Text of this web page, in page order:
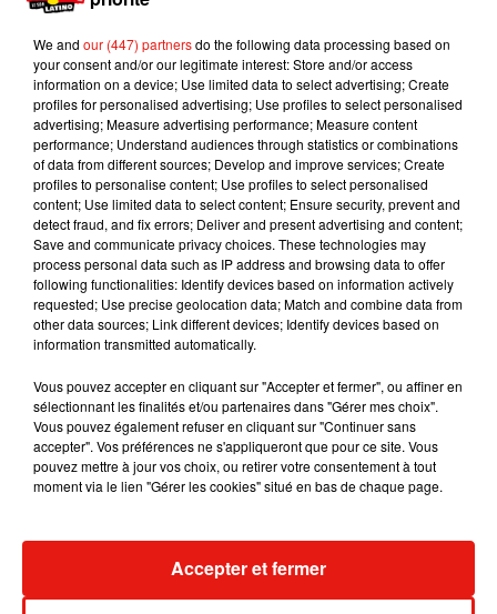
Publié : 19 novembre 2018 à 16h20 par Aurélie
We and our (447) partnersdo the following data processing based on
your consent and/or our legitimate interest: Store and/or access
information on a device; Use limited data to select advertising; Create
profiles for personalised advertising; Use profiles to select personalised
advertising; Measure advertising performance; Measure content
performance; Understand audiences through statistics or combinations
of data from different sources; Develop and improve services; Create
profiles to personalise content; Use profiles to select personalised
content; Use limited data to select content; Ensure security, prevent and
detect fraud, and fix errors; Deliver and present advertising and content;
Save and communicate privacy choices. These technologies may
process personal data such as IP address and browsing data to offer
following functionalities: Identify devices based on information actively
requested; Use precise geolocation data; Match and combine data from
other data sources; Link different devices; Identify devices based on
information transmitted automatically.
Vous pouvez accepter en cliquant sur "Accepter et fermer", ou affiner en
sélectionnant les finalités et/ou partenaires dans "Gérer mes choix".
Vous pouvez également refuser en cliquant sur "Continuer sans
accepter". Vos préférences ne s'appliqueront que pour ce site. Vous
pouvez mettre à jour vos choix, ou retirer votre consentement à tout
moment via le lien "Gérer les cookies" situé en bas de chaque page.
Accepter et fermer